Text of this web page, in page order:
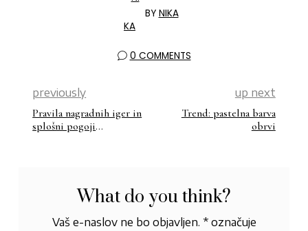
BY NIKA
0 COMMENTS
previously
Pravila nagradnih iger in
splošni pogoji
up next
Trend: pastelna barva
obrvi
What do you think?
Vaš e-naslov ne bo objavljen. *označuje